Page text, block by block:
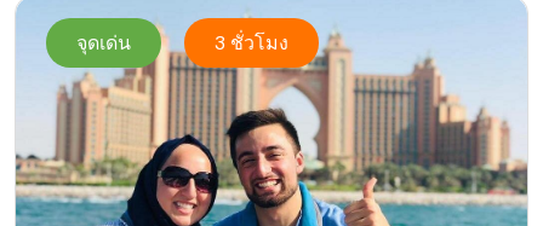
จุดเด่น 3 ชั่วโมง